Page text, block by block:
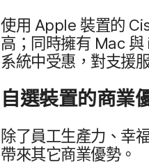
使用 Apple 裝置​的
高；​同時​擁有 Mac 與
系統​中​受惠，​對​支援​
自選​裝置​的​商業​
除了​員工​生​產力、​幸
帶來​其​它​商業​優勢。